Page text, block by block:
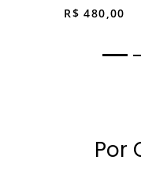
R$ 480,00
Por